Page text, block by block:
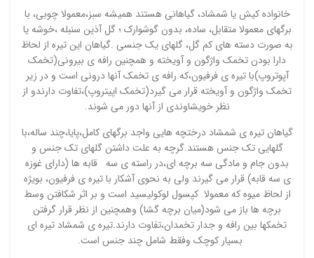
خانواده کیش یا شمشاد، گیاهانی هستند همیشه سبز،معمولا چوبی، با
برگهای معمولا متقابل، ساده، بدون گوشوارک ؛ گل آذین سنبله ،خوشه یا
به صورت دسته های کم گل، گلهای یک جنسی .گیاهان این تیره از لحاظ
دارا بودن تخمک واژگون و آویخته و همچنین رافه ی بیرونی(تخمک
آپوتروپ)با تیره ی فرفیون،که رافه ی تخمک آنها درونی است و در زیر
تخمک واژگون و آویخته قرار می گیرد(تخمک اپیتروپ)،تفاوت دارندو از
نظر خویشاوندی از آنها دور می شوند.
گیاهان تیره ی شمشاد درختچه هایی واجد برگهای کامل،پایا،چند ساله،با
گلهایی تک جنس هستند.گرچه به علت داشتن گلهای تک جنس و
بدون جام و مادگی سه برچه ای،در راسته ی سه قابه ها (دارای غوزه
ی سه قابه) قرار می گیرند ولی به نحوی آشکار با تیره ی فرفیون، بویژه
از لحاظ میوه که معمولا کپسول لوکولیسید است و بر اثر شکافتن وسط
برچه ها باز می شود(میان برچه گشا) وهمچنین از نظر قرار گرفتن
تخمکها بین رافه و جدار تخمدان،تفاوت دارند.تیره ی شمشاد تیره ای
بسیار کوچک وفقط شامل چند جنس است.